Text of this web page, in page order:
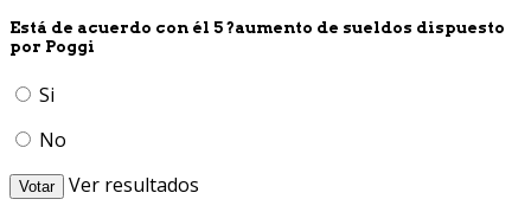
Está de acuerdo con él 5 ?aumento de sueldos dispuesto
por Poggi
Si
No
Votar
Ver resultados